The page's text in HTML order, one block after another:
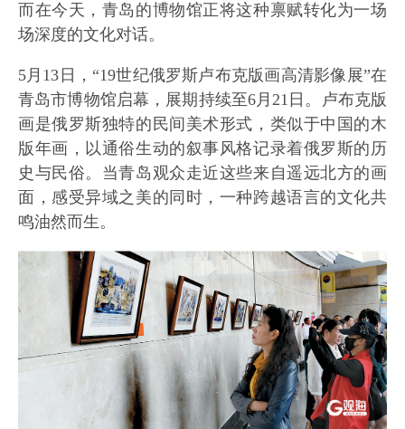
而在今天，青岛的博物馆正将这种禀赋转化为一场
场深度的文化对话。
5月13日，“19世纪俄罗斯卢布克版画高清影像展”在
青岛市博物馆启幕，展期持续至6月21日。卢布克版
画是俄罗斯独特的民间美术形式，类似于中国的木
版年画，以通俗生动的叙事风格记录着俄罗斯的历
史与民俗。当青岛观众走近这些来自遥远北方的画
面，感受异域之美的同时，一种跨越语言的文化共
鸣油然而生。